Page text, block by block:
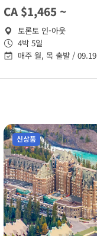
CA $1,465 ~
토론토 인-아웃
4박 5일
매주 월, 목 출발 /
신상품